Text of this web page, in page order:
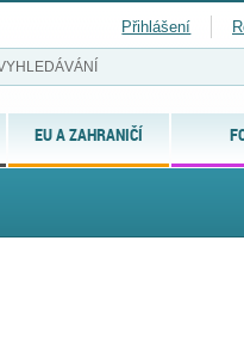
EU A ZAHRANIČÍ
Přihlášení